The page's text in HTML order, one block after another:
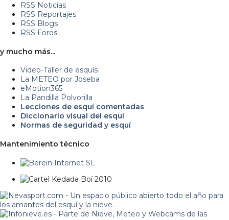
RSS Noticias
RSS Reportajes
RSS Blogs
RSS Foros
y mucho más...
Video-Taller de esquís
La METEO por Joseba
eMotion365
La Pandilla Polvorilla
Lecciones de esquí comentadas
Diccionario visual del esquí
Normas de seguridad y esquí
Mantenimiento técnico